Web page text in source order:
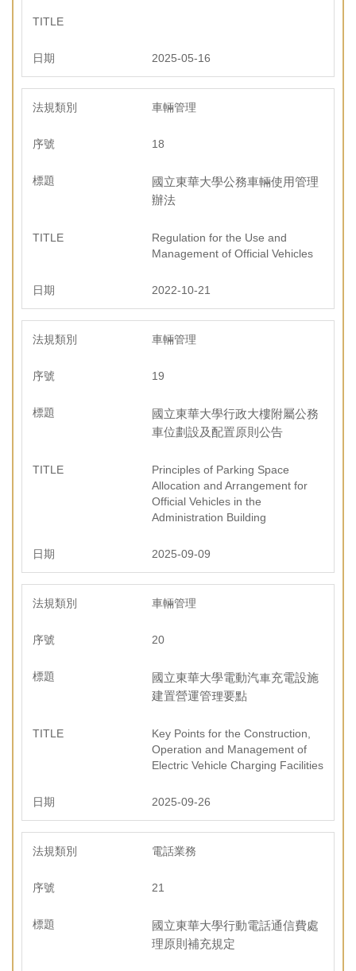
2025-05-16
車輛管理
18
國立東華大學公務車輛使用管理
辦法
Regulation for the Use and
Management of Official Vehicles
2022-10-21
車輛管理
19
國立東華大學行政大樓附屬公務
車位劃設及配置原則公告
Principles of Parking Space
Allocation and Arrangement for
Official Vehicles in the
Administration Building
2025-09-09
車輛管理
20
國立東華大學電動汽車充電設施
建置營運管理要點
Key Points for the Construction,
Operation and Management of
Electric Vehicle Charging Facilities
2025-09-26
電話業務
21
國立東華大學行動電話通信費處
理原則補充規定